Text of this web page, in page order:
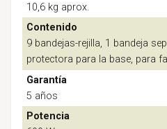
10,6 kg aprox.
Contenido
9 bandejas-rejilla, 1 bandeja
protectora para la base, para
Garantía
5 años
Potencia